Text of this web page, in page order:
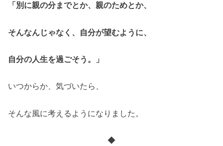
「別に親の分までとか、親のためとか、
そんなんじゃなく、自分が望むように、
自分の人生を過ごそう。」
いつからか、気づいたら、
そんな風に考えるようになりました。
◆